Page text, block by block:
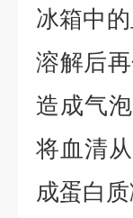
冰箱中
溶解后
造成气
将血清
成蛋白